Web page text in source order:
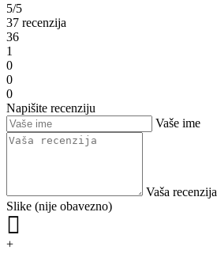
5/5
37 recenzija
36
1
0
0
0
Napišite recenziju
Vaše ime
Vaša recenzija
Slike (nije obavezno)
+